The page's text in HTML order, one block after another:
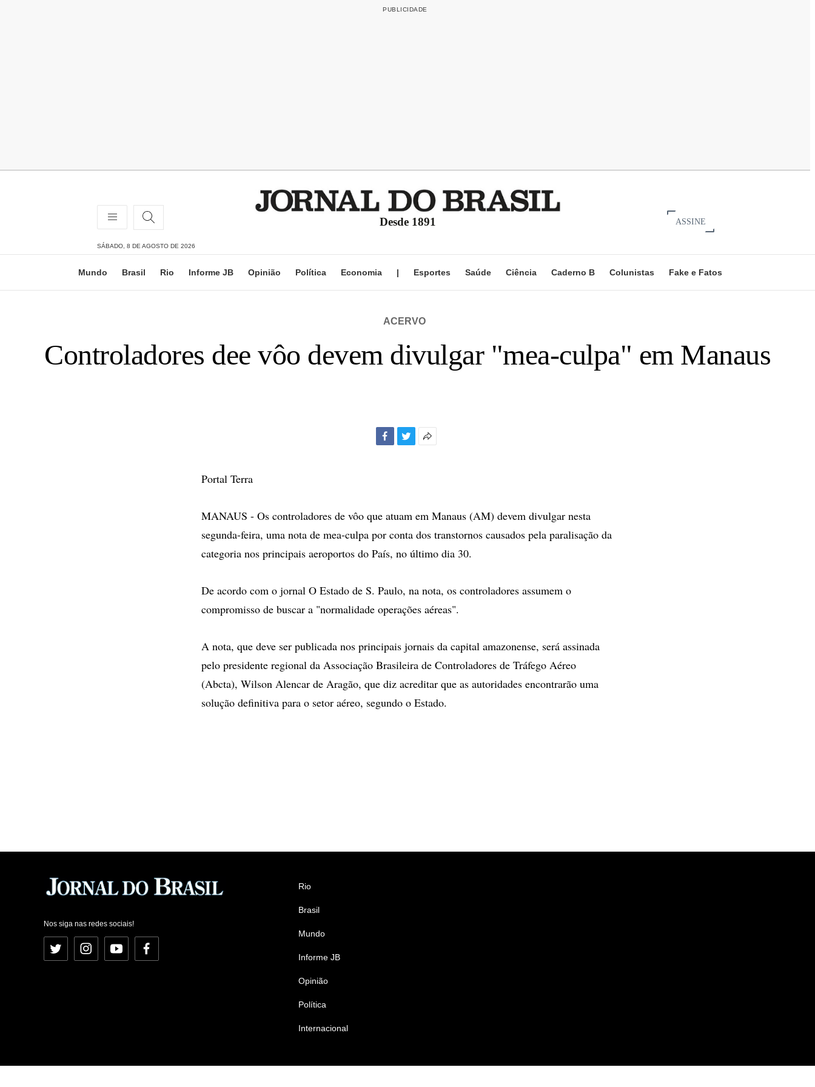
Desde 1891 ASSINE
SÁBADO, 8 DE AGOSTO DE 2026
Mundo Brasil Rio Informe JB Opinião Política Economia | Esportes Saúde Ciência Caderno B Colunistas Fake e Fatos
ACERVO
Controladores dee vôo devem divulgar "mea-culpa" em Manaus
Portal Terra
MANAUS - Os controladores de vôo que atuam em Manaus (AM) devem divulgar nesta
segunda-feira, uma nota de mea-culpa por conta dos transtornos causados pela paralisação da
categoria nos principais aeroportos do País, no último dia 30.
De acordo com o jornal O Estado de S. Paulo, na nota, os controladores assumem o
compromisso de buscar a "normalidade operações aéreas".
A nota, que deve ser publicada nos principais jornais da capital amazonense, será assinada
pelo presidente regional da Associação Brasileira de Controladores de Tráfego Aéreo
(Abcta), Wilson Alencar de Aragão, que diz acreditar que as autoridades encontrarão uma
solução definitiva para o setor aéreo, segundo o Estado.
Nos siga nas redes sociais!
Twitter InstagramYouTubeFacebook
Rio
Brasil
Mundo
Informe JB
Opinião
Política
Internacional